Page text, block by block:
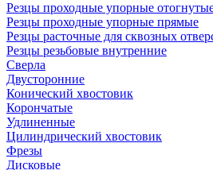
Резцы проходные упорные
Резцы проходные упорные прямые
Резцы расточные для сквозных
Резцы резьбовые внутренние
Сверла
Двусторонние
Конический хвостовик
Корончатые
Удлиненные
Цилиндрический хвостовик
Фрезы
Дисковые